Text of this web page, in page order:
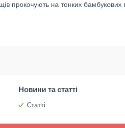
прокочують на тонких
Новини та статті
Статті